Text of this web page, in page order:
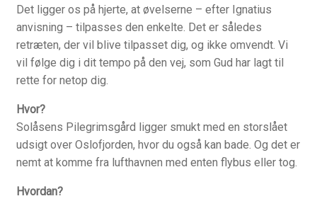
Pilgrimsbreve
Qui Gong som kristen Bøn
Retræte i hverdagen
Det ligger os på hjerte, at øvelserne – efter Ignatius
anvisning – tilpasses den enkelte. Det er således
retræten, der vil blive tilpasset dig, og ikke omvendt. Vi
vil følge dig i dit tempo på den vej, som Gud har lagt til
rette for netop dig.
Hvor?
Solåsens Pilegrimsgård ligger smukt med en storslået
udsigt over Oslofjorden, hvor du også kan bade. Og det er
nemt at komme fra lufthavnen med enten flybus eller tog.
Hvordan?